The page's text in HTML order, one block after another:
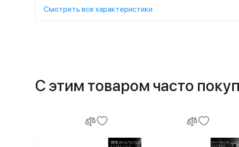
Смотреть все характеристики
С этим товаром часто